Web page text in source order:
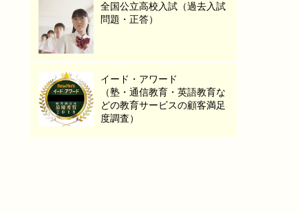
全国公立高校入試（過去入試
問題・正答）
イード・アワード
（塾・通信教育・英語教育な
どの教育サービスの顧客満足
度調査）